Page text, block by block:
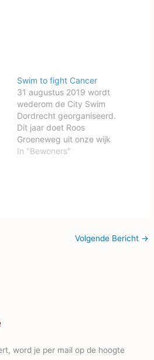
Swim to fight Cancer
31 augustus 2019 wordt
wederom de City Swim
Dordrecht georganiseerd.
Dit jaar doet Roos
Groeneweg uit onze wijk
mee. Zij gaat de 500
www.fightcancer.nl/fundr
aisers/roosgroeneweg
In "Bewoners"
Volgende Bericht →
word je per mail op de hoogte